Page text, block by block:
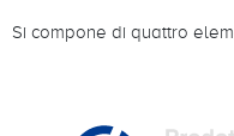
Si compone di quattro